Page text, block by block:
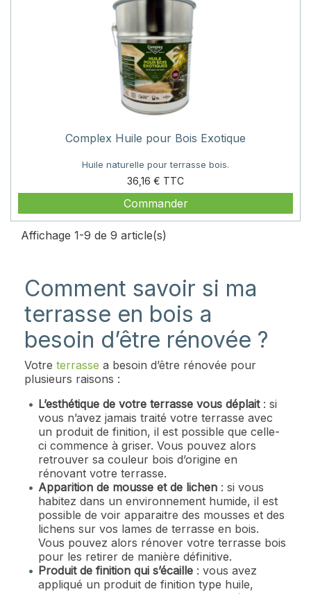
Complex Huile pour Bois Exotique
Huile naturelle pour terrasse bois.
36,16 €
Prix
Commander
Affichage 1-9 de 9 article(s)
Comment savoir si ma
terrasse en bois a
besoin d’être rénovée ?
Votre terrasse a besoin d’être rénovée pour
plusieurs raisons :
L’esthétique de votre terrasse vous déplait: si
vous n’avez jamais traité votre terrasse avec
un produit de finition, il est possible que celle-
ci commence à griser. Vous pouvez alors
retrouver sa couleur bois d’origine en
rénovant votre terrasse.
Apparition de mousse et de lichen : si vous
habitez dans un environnement humide, il est
possible de voir apparaitre des mousses et des
lichens sur vos lames de terrasse en bois.
Vous pouvez alors rénover votre terrasse bois
pour les retirer de manière définitive.
Produit de finition qui s’écaille : vous avez
appliqué un produit de finition type huile,